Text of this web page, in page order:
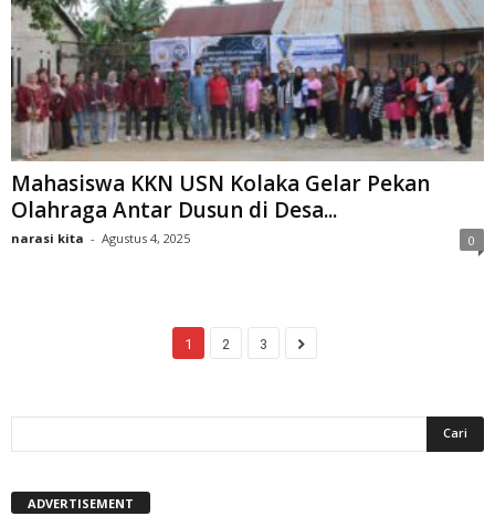
Mahasiswa KKN USN Kolaka Gelar Pekan
Olahraga Antar Dusun di Desa...
narasi kita - Agustus 4, 2025 0
1 2 3
ADVERTISEMENT